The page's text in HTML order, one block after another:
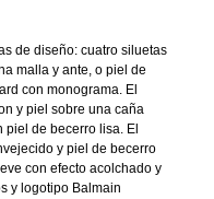
de diseño: cuatro siluetas
malla y ante, o piel de
con monograma. El
y piel sobre una caña
piel de becerro lisa. El
y piel de becerro
con efecto acolchado y
y logotipo Balmain